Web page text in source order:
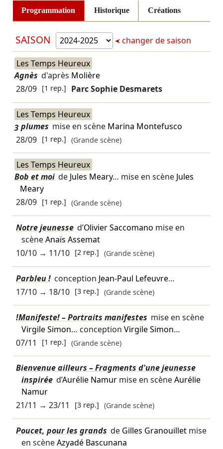
Programmation Historique Créations
SAISON changer de saison
Les Temps Heureux
Agnès d'après Molière
28/09 [1 rep.] Parc Sophie Desmarets
Les Temps Heureux
3 plumes mise en scène Marina Montefusco
28/09 [1 rep.] (Grande scène)
Les Temps Heureux
Bob et moi de Jules Meary… mise en scène Jules
Meary
28/09 [1 rep.] (Grande scène)
Notre jeunesse d’Olivier Saccomano mise en
scèneAnaïs Assemat
10/10→ 11/10 [2 rep.] (Grande scène)
Parbleu ! conception Jean-Paul Lefeuvre…
17/10→ 18/10 [3 rep.] (Grande scène)
!Manifeste! – Portraits manifestes mise en scène
Virgile Simon… conception Virgile Simon…
07/11
[1 rep.] (Grande scène)
Bienvenue ailleurs – Fragments d'une jeunesse
inspirée d’Aurélie Namurmise en scèneAurélie
Namur
21/11 → 23/11 [3 rep.] (Grande scène)
Poucet, pour les grands de Gilles Granouilletmise
en scèneAzyadé Bascunana